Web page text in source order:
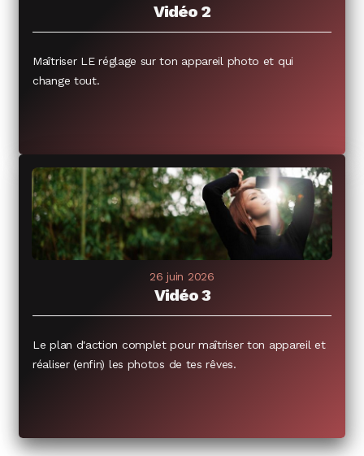
Vidéo 2
Maîtriser LE réglage sur ton appareil photo et qui
change tout.
26 juin 2026
Vidéo 3
Le plan d'action complet pour maîtriser ton appareil et
réaliser (enfin) les photos de tes rêves.